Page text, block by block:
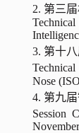
2. 第三
Technical
3. 第十
Nose
4. 第九
Session